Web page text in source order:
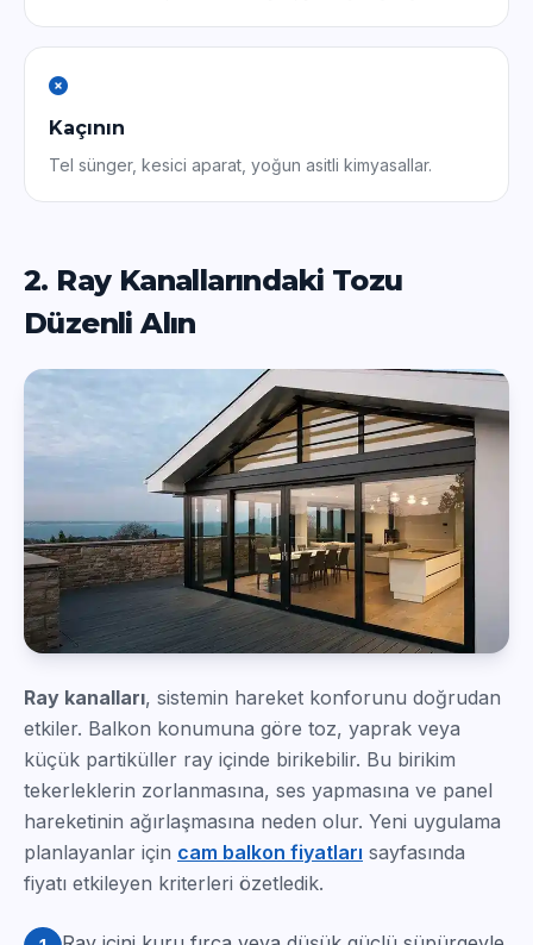
Kaçının
Tel sünger, kesici aparat, yoğun asitli kimyasallar.
2. Ray Kanallarındaki Tozu
Düzenli Alın
Ray kanalları, sistemin hareket konforunu doğrudan
etkiler. Balkon konumuna göre toz, yaprak veya
küçük partiküller ray içinde birikebilir. Bu birikim
tekerleklerin zorlanmasına, ses yapmasına ve panel
hareketinin ağırlaşmasına neden olur. Yeni uygulama
planlayanlar için cam balkon fiyatları sayfasında
fiyatı etkileyen kriterleri özetledik.